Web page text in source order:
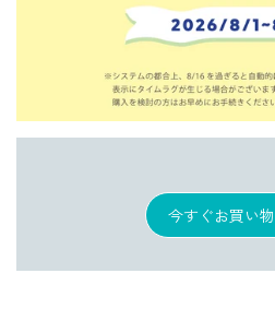
今すぐお買い